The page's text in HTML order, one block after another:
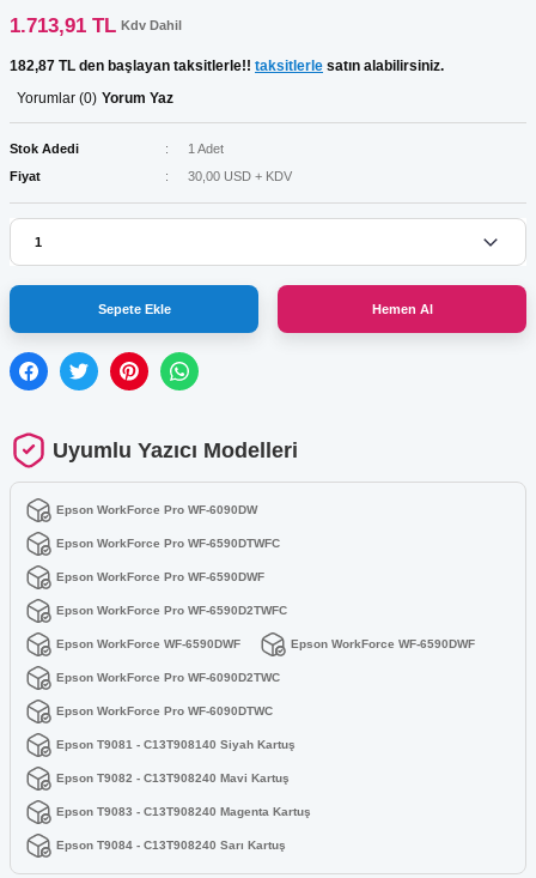
1.713,91 TL Kdv Dahil
182,87 TL den başlayan taksitlerle!! taksitlerle satın alabilirsiniz.
Yorumlar (0) Yorum Yaz
Stok Adedi
1 Adet
Fiyat
30,00 USD + KDV
Sepete Ekle Hemen Al
Uyumlu Yazıcı Modelleri
Epson WorkForce Pro WF-6090DW
Epson WorkForce Pro WF-6590DTWFC
Epson WorkForce Pro WF-6590DWF
Epson WorkForce Pro WF-6590D2TWFC
Epson WorkForce WF-6590DWF Epson WorkForce WF-6590DWF
Epson WorkForce Pro WF-6090D2TWC
Epson WorkForce Pro WF-6090DTWC
Epson T9081 - C13T908140 Siyah Kartuş
Epson T9082 - C13T908240 Mavi Kartuş
Epson T9083 - C13T908240 Magenta Kartuş
Epson T9084 - C13T908240 Sarı Kartuş